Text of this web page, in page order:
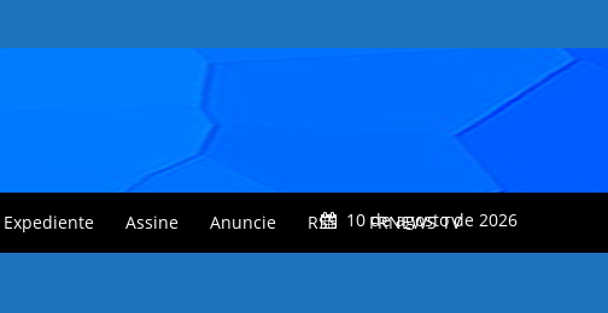
Expediente Assine Anuncie RSS FRNEWS TV
10 de agosto de 2026